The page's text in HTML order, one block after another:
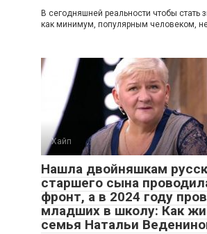
В сегодняшней реальности чтобы стать
как минимум, популярным человеком,
Хайп
Нашла двойняшкам
старшего сына
фронт, а в 2024 году
младших в школу: Как
семья Натальи